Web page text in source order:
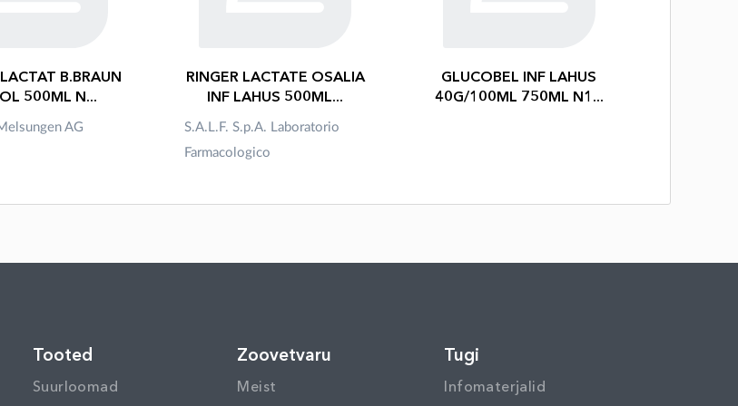
B.BRAUN
500ML N...
AG
RINGER LACTATE OSALIA
INF LAHUS 500ML...
S.A.L.F. S.p.A. Laboratorio
Farmacologico
GLUCOBEL INF LAHUS
40G/100ML 750ML N1...
Tooted
Suurloomad
Zoovetvaru
Meist
Tugi
Infomaterjalid